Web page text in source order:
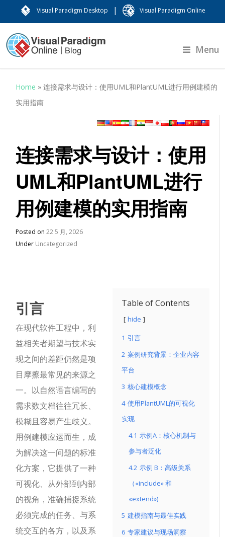
Visual Paradigm Desktop | Visual Paradigm Online
Menu
Home »连接需求与设计：使用UML和PlantUML进行用例建模的
实用指南
连接需求与设计：使用
UML和PlantUML进行
用例建模的实用指南
Posted on22 5 月, 2026
Under Uncategorized
Table of Contents
hide
1 引言
2 案例研究背景：企业内容
平台
3 核心建模概念
4 使用PlantUML的可视化
实现
4.1 示例A：核心机制与
参与者泛化
4.2 示例 B：高级关系
（«include» 和
«extend»)
5 建模指南与最佳实践
6 专家建议与现场洞察
引言
在现代软件工程中，利
益相关者期望与技术实
现之间的差距仍然是项
目摩擦最常见的来源之
一。以自然语言编写的
需求数文档往往冗长、
模糊且容易产生歧义。
用例建模应运而生，成
为解决这一问题的标准
化方案，它提供了一种
可视化、从外部到内部
的视角，准确捕捉系统
必须完成的任务、与系
统交互的各方，以及系